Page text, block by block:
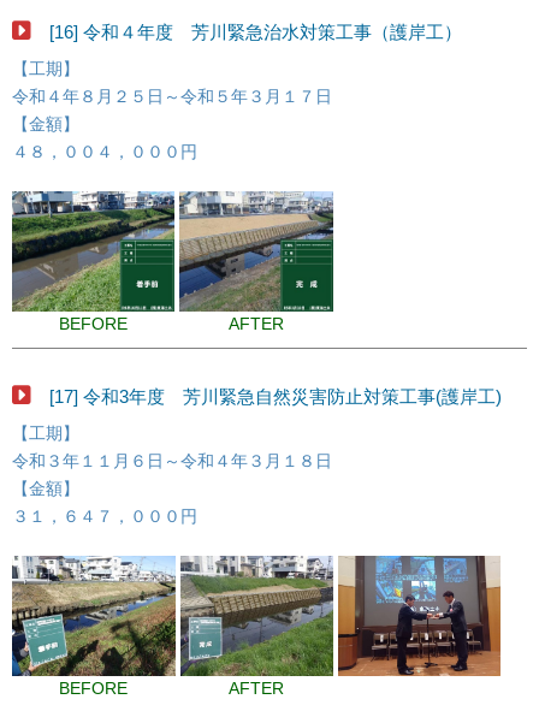
[16] 令和４年度 芳川緊急治水対策工事（護岸工）
【工期】
令和４年８月２５日～令和５年３月１７日
【金額】
４８，００４，０００円
BEFORE AFTER
[17] 令和3年度 芳川緊急自然災害防止対策工事(護岸工)
【工期】
令和３年１１月６日～令和４年３月１８日
【金額】
３１，６４７，０００円
BEFORE AFTER